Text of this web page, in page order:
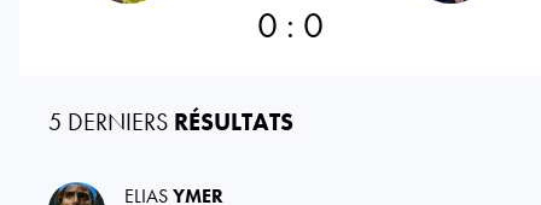
0 : 0
5 DERNIERS RÉSULTATS
ELIAS YMER